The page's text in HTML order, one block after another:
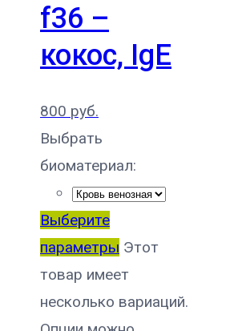
f36 –
кокос, IgE
800 руб.
Выбрать
биоматериал:
Выберите
параметры Этот
товар имеет
несколько вариаций.